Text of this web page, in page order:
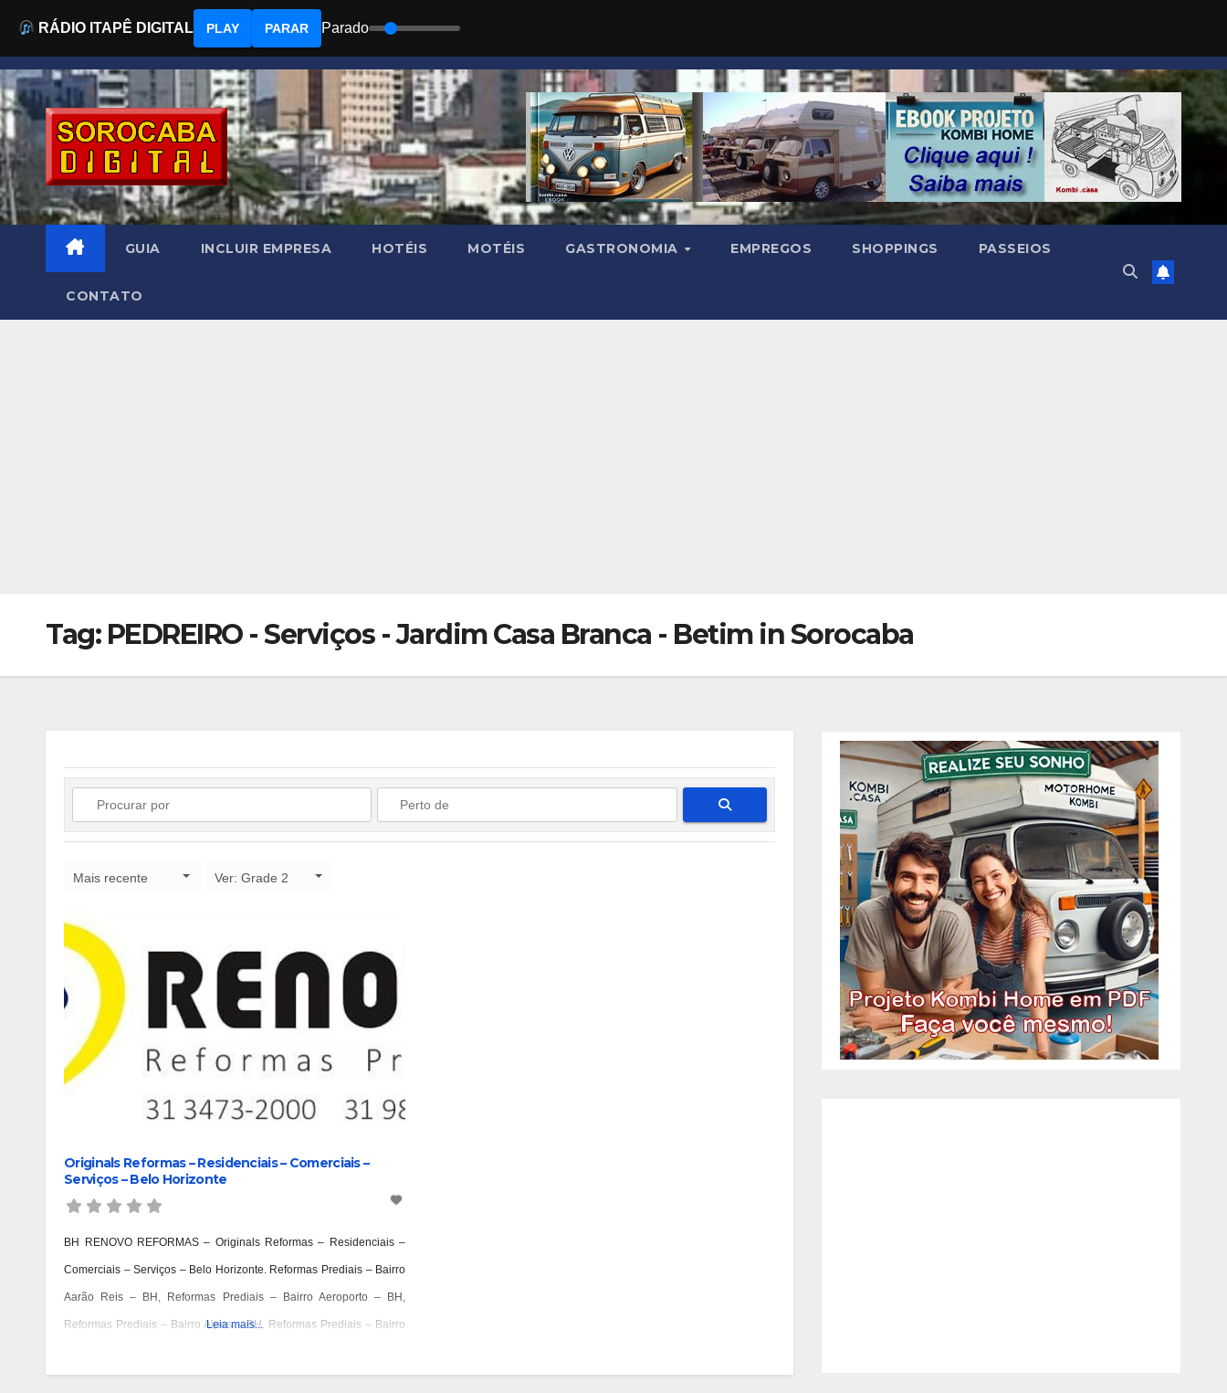
Skip
to
content
GUIA INCLUIR EMPRESA HOTÉIS MOTÉIS GASTRONOMIA EMPREGOS SHOPPINGS PASSEIOS
CONTATO
Tag: PEDREIRO - Serviços - Jardim Casa Branca - Betim in Sorocaba
Mais recente Ver: Grade 2
Originals Reformas – Residenciais – Comerciais –
Serviços – Belo Horizonte
BH RENOVO REFORMAS – Originals Reformas – Residenciais –
Comerciais – Serviços – Belo Horizonte. Reformas Prediais – Bairro
Aarão Reis – BH, Reformas Prediais – Bairro Aeroporto – BH,
Reformas Prediais – Bairro Alpes – BH, Reformas Prediais – Bairro
Leia mais...
RÁDIO ITAPÊ DIGITAL PLAY PARAR Parado